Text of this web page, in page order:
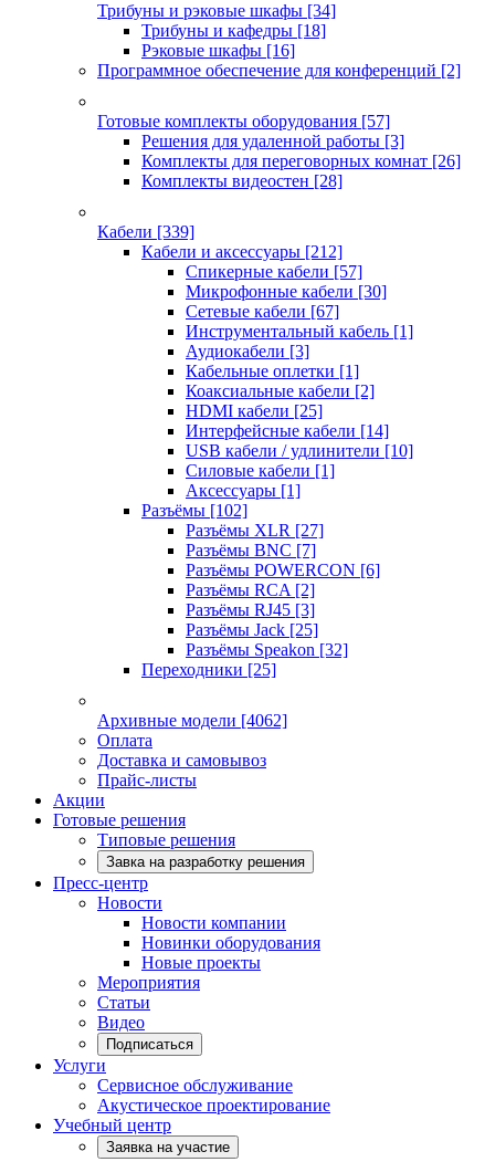
Трибуны и рэковые шкафы [34]
Трибуны и кафедры [18]
Рэковые шкафы [16]
Программное обеспечение для конференций [2]
Готовые комплекты оборудования [57]
Решения для удаленной работы [3]
Комплекты для переговорных комнат [26]
Комплекты видеостен [28]
Кабели [339]
Кабели и аксессуары [212]
Спикерные кабели [57]
Микрофонные кабели [30]
Сетевые кабели [67]
Инструментальный кабель [1]
Аудиокабели [3]
Кабельные оплетки [1]
Коаксиальные кабели [2]
HDMI кабели [25]
Интерфейсные кабели [14]
USB кабели / удлинители [10]
Силовые кабели [1]
Аксессуары [1]
Разъёмы [102]
Разъёмы XLR [27]
Разъёмы BNC [7]
Разъёмы POWERCON [6]
Разъёмы RCA [2]
Разъёмы RJ45 [3]
Разъёмы Jack [25]
Разъёмы Speakon [32]
Переходники [25]
Архивные модели [4062]
Оплата
Доставка и самовывоз
Прайс-листы
Акции
Готовые решения
Типовые решения
Завка на разработку решения
Пресс-центр
Новости
Новости компании
Новинки оборудования
Новые проекты
Мероприятия
Статьи
Видео
Подписаться
Услуги
Сервисное обслуживание
Акустическое проектирование
Учебный центр
Заявка на участие